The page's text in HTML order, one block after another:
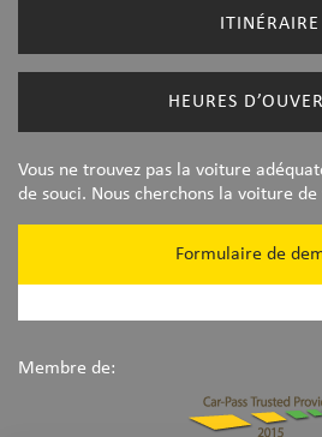
ITINÉRAIRE
HEURES
Vous ne trouvez pas la voiture
de souci. Nous cherchons la voiture de
Formulaire de
Membre de: